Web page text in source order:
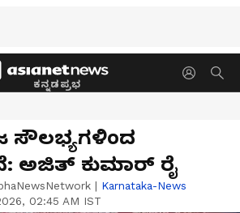
ಕನ್ನಡಪ್ರಭ
ಸೌಲಭ್ಯಗಳಿಂದ
ಅಜಿತ್ ಕುಮಾರ್ ರೈ
| Karnataka-News
02:45 AM IST